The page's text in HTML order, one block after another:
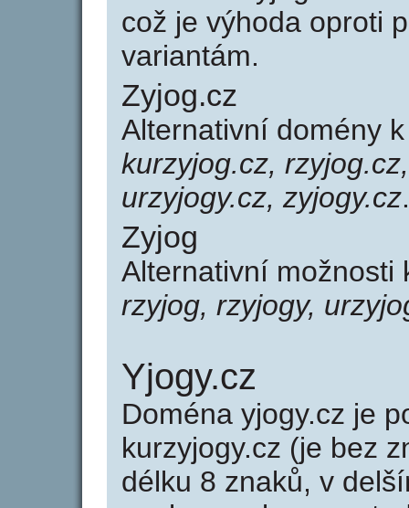
což je výhoda oproti
variantám.
Zyjog.cz
Alternativní domény
kurzyjog.cz,
urzyjogy.cz, zyjogy.cz.
Zyjog
Alternativní
rzyjog, rzyjogy,
Yjogy.cz
Doména yjogy.cz je
kurzyjogy.cz (je bez
délku 8 znaků, v